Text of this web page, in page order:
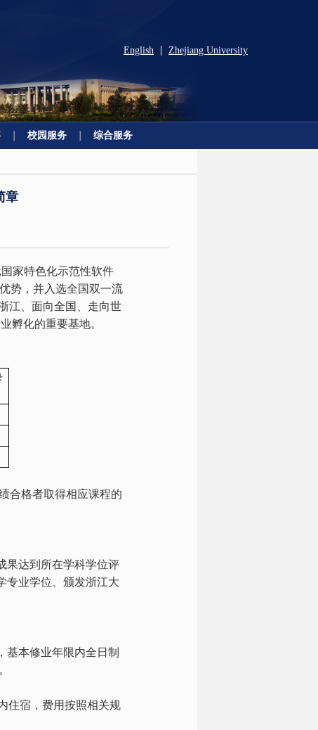
Zhejiang University
English
校园服务 综合服务
章
家特色化示范性软件
势，并入选全国双一流
江、面向全国、走向世
孵化的重要基地。
合格者取得相应课程的
果达到所在学科学位评
专业学位、颁发浙江大
基本修业年限内全日制
住宿，费用按照相关规